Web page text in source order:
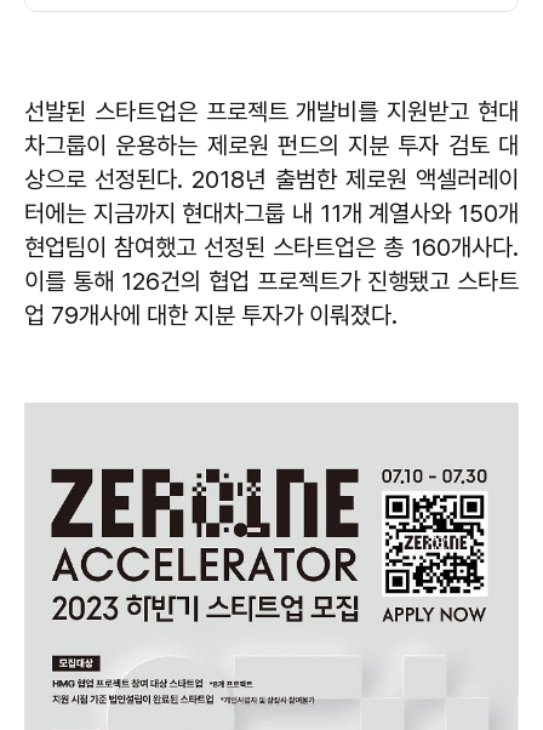
선발된 스타트업은 프로젝트 개발비를 지원받고 현대
차그룹이 운용하는 제로원 펀드의 지분 투자 검토 대
상으로 선정된다. 2018년 출범한 제로원 액셀러레이
터에는 지금까지 현대차그룹 내 11개 계열사와 150개
현업팀이 참여했고 선정된 스타트업은 총 160개사다.
이를 통해 126건의 협업 프로젝트가 진행됐고 스타트
업 79개사에 대한 지분 투자가 이뤄졌다.